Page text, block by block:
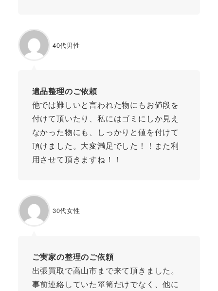
40代男性
遺品整理のご依頼
他では難しいと言われた物にもお値段を
付けて頂いたり、私にはゴミにしか見え
なかった物にも、しっかりと値を付けて
頂けました。大変満足でした！！また利
用させて頂きますね！！
30代女性
ご実家の整理のご依頼
出張買取で高山市まで来て頂きました。
事前連絡していた箪笥だけでなく、他に